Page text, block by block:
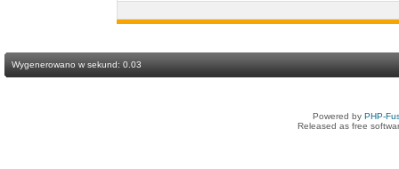
Wygenerowano w sekund: 0.03
Powered by PHP-
Released as free